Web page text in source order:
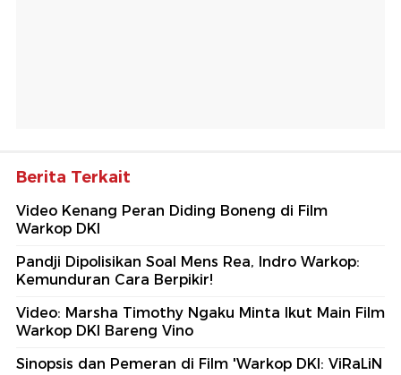
Berita Terkait
Video Kenang Peran Diding Boneng di Film
Warkop DKI
Pandji Dipolisikan Soal Mens Rea, Indro Warkop:
Kemunduran Cara Berpikir!
Video: Marsha Timothy Ngaku Minta Ikut Main Film
Warkop DKI Bareng Vino
Sinopsis dan Pemeran di Film 'Warkop DKI: ViRaLiN